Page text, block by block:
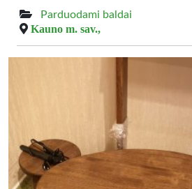
Parduodami baldai
Kauno m. sav.,